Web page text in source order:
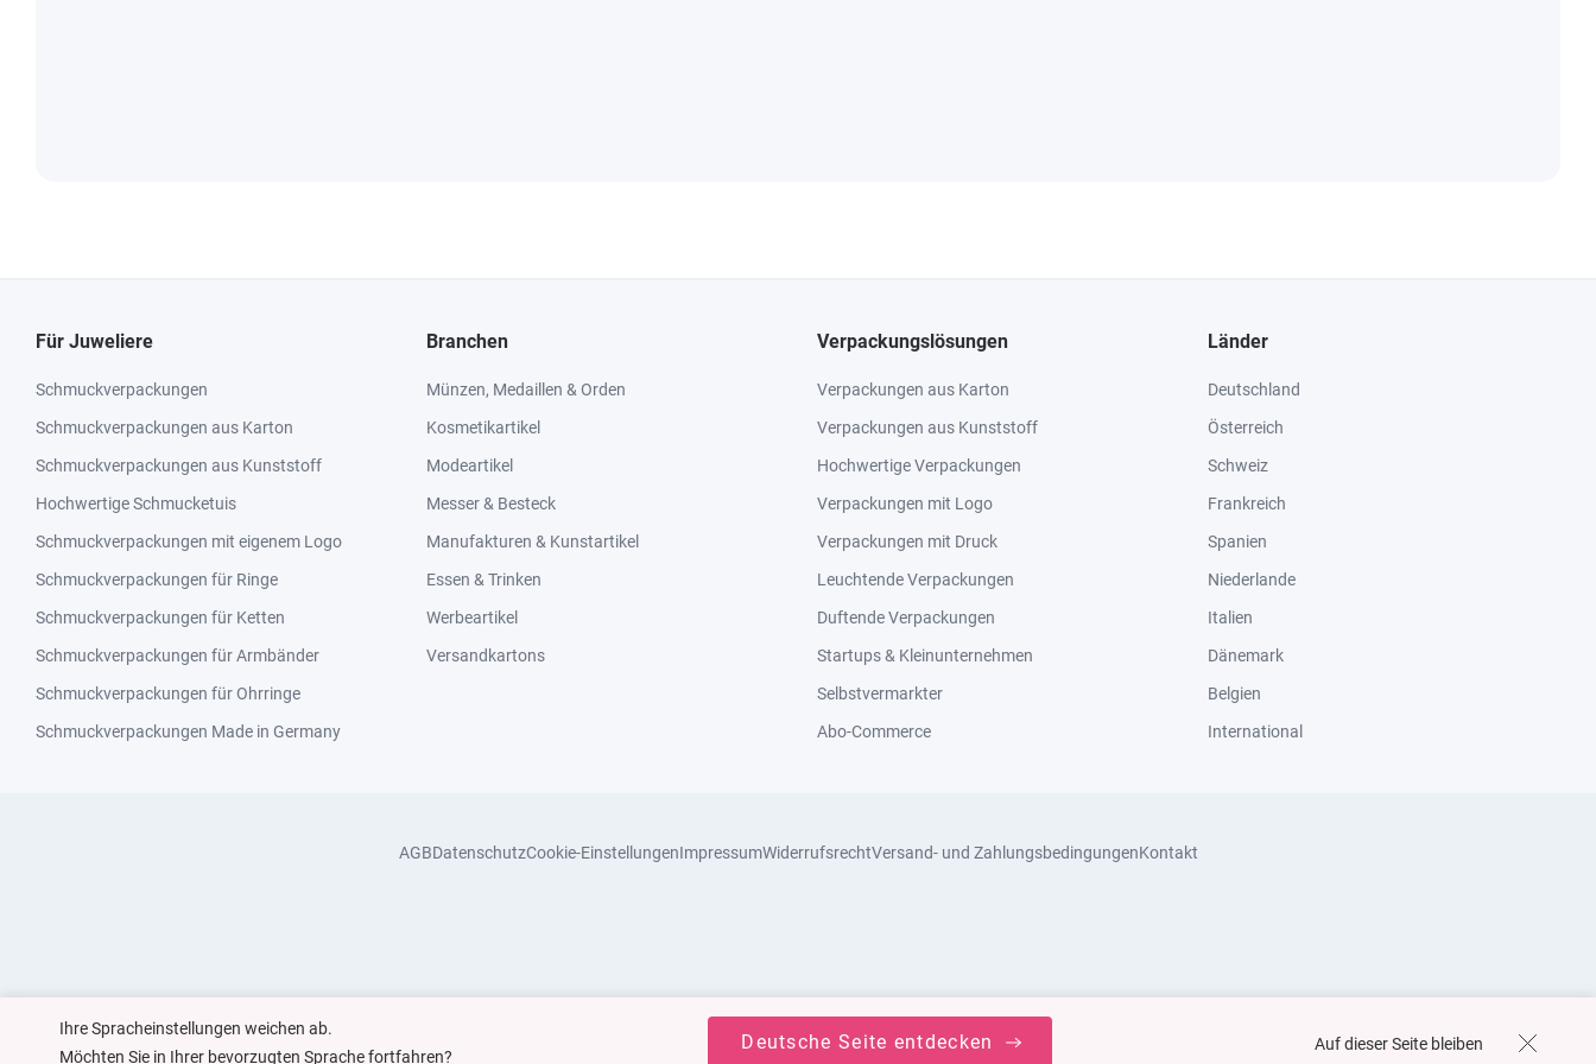
Für Juweliere
Schmuckverpackungen
Schmuckverpackungen aus Karton
Schmuckverpackungen aus Kunststoff
Hochwertige Schmucketuis
Schmuckverpackungen mit eigenem Logo
Schmuckverpackungen für Ringe
Schmuckverpackungen für Ketten
Schmuckverpackungen für Armbänder
Schmuckverpackungen für Ohrringe
Schmuckverpackungen Made in Germany
Branchen
Münzen, Medaillen & Orden
Kosmetikartikel
Modeartikel
Messer & Besteck
Manufakturen & Kunstartikel
Essen & Trinken
Werbeartikel
Versandkartons
Verpackungslösungen
Verpackungen aus Karton
Verpackungen aus Kunststoff
Hochwertige Verpackungen
Verpackungen mit Logo
Verpackungen mit Druck
Leuchtende Verpackungen
Duftende Verpackungen
Startups & Kleinunternehmen
Selbstvermarkter
Abo-Commerce
Länder
Deutschland
Österreich
Schweiz
Frankreich
Spanien
Niederlande
Italien
Dänemark
Belgien
International
AGBDatenschutzCookie-EinstellungenImpressumWiderrufsrechtVersand- und ZahlungsbedingungenKontakt
Ihre Spracheinstellungen weichen ab.
Möchten Sie in Ihrer bevorzugten Sprache fortfahren?
Deutsche Seite entdecken Auf dieser Seite bleiben